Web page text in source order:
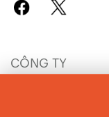
CÔNG TY